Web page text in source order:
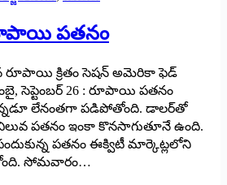
పతనం
రూపాయి క్రితం సెషన్‌ అమెరికా ఫెడ్‌
సెప్టెంబర్‌ 26 : ‌రూపాయి పతనం
లేనంతగా పడిపోతోంది. డాలర్‌తో
పతనం ఇంకా కొనసాగుతూనే ఉంది.
పతనం ఈక్విటీ మార్కెట్లలోని
సోమవారం…